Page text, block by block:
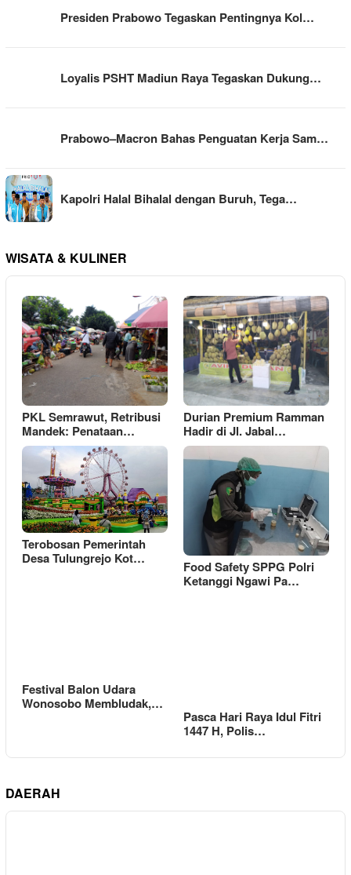
Presiden Prabowo Tegaskan Pentingnya Kol…
Loyalis PSHT Madiun Raya Tegaskan Dukung…
Prabowo–Macron Bahas Penguatan Kerja Sam…
Kapolri Halal Bihalal dengan Buruh, Tega…
WISATA & KULINER
PKL Semrawut, Retribusi
Mandek: Penataan…
Durian Premium Ramman
Hadir di Jl. Jabal…
Terobosan Pemerintah
Desa Tulungrejo Kot…
Food Safety SPPG Polri
Ketanggi Ngawi Pa…
Festival Balon Udara
Wonosobo Membludak,…
Pasca Hari Raya Idul Fitri
1447 H, Polis…
DAERAH